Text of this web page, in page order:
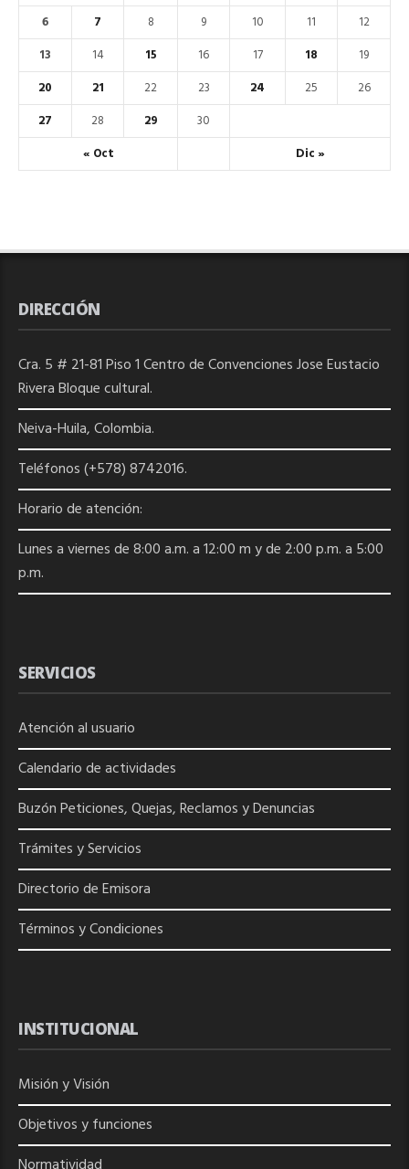
« Oct Dic »
6
7 8 9 10 11
12
13
14 15 16 17 18
19
20
21 22 23 24 25
26
27
28 29 30
DIRECCIÓN
Cra. 5 # 21-81 Piso 1 Centro de Convenciones Jose Eustacio
Rivera Bloque cultural.
Neiva-Huila, Colombia.
Teléfonos (+578) 8742016.
Horario de atención:
Lunes a viernes de 8:00 a.m. a 12:00 m y de 2:00 p.m. a 5:00
p.m.
SERVICIOS
Atención al usuario
Calendario de actividades
Buzón Peticiones, Quejas, Reclamos y Denuncias
Trámites y Servicios
Directorio deEmisora
Términos y Condiciones
INSTITUCIONAL
Misión y Visión
Objetivos y funciones